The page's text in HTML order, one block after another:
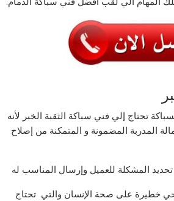
تحتاج إلي فني سباكة الثقبة الخبر لأنه
المدربة المضمونة و المتمكنة من إصلاح
المشكلة للعميل وإرسال المناسب له
خطيرة على صحة الإنسان والتي تحتاج